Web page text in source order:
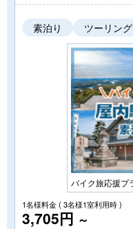
素泊り ツーリン
バイク旅応援プ
1名様料金( 3名様1室利用時 )
3,705円 ～